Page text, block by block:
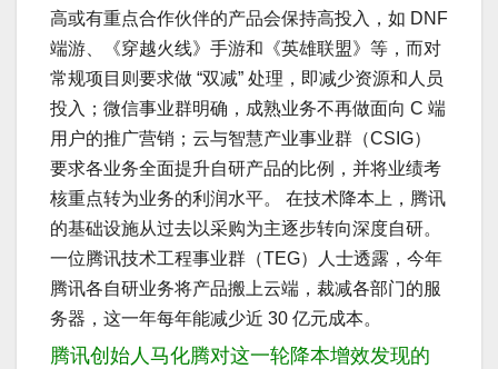
高或有重点合作伙伴的产品会保持高投入，如 DNF
端游、《穿越火线》手游和《英雄联盟》等，而对
常规项目则要求做 “双减” 处理，即减少资源和人员
投入；微信事业群明确，成熟业务不再做面向 C 端
用户的推广营销；云与智慧产业事业群（CSIG）
要求各业务全面提升自研产品的比例，并将业绩考
核重点转为业务的利润水平。 在技术降本上，腾讯
的基础设施从过去以采购为主逐步转向深度自研。
一位腾讯技术工程事业群（TEG）人士透露，今年
腾讯各自研业务将产品搬上云端，裁减各部门的服
务器，这一年每年能减少近 30 亿元成本。
腾讯创始人马化腾对这一轮降本增效发现的